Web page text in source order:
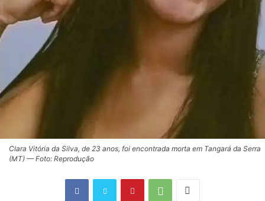
Clara Vitória da Silva, de 23 anos, foi encontrada morta em Tangará da Serra
(MT) — Foto: Reprodução